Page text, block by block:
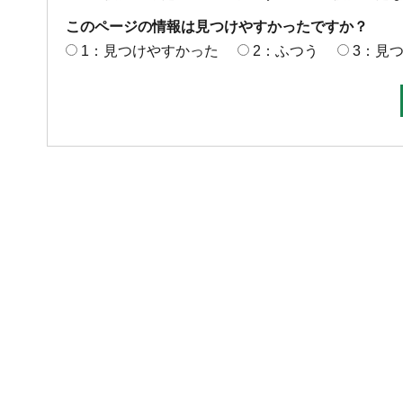
このページの情報は見つけやすかったですか？
1：見つけやすかった
2：ふつう 3：見